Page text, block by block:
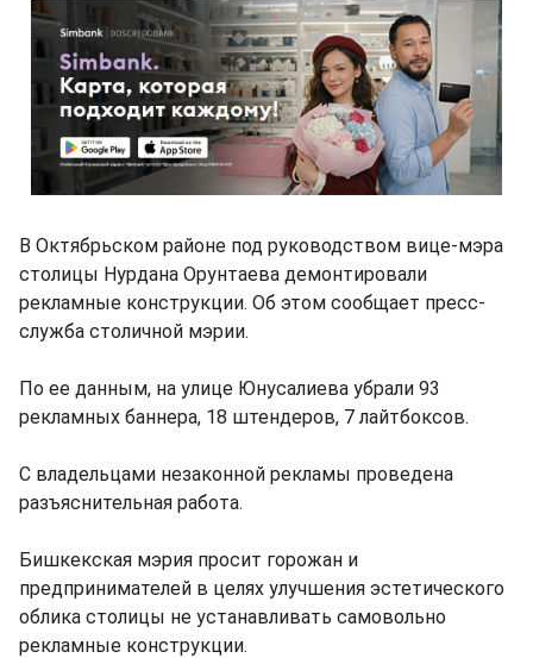
В Октябрьском районе под руководством вице-мэра
столицы Нурдана Орунтаева демонтировали
рекламные конструкции. Об этом сообщает пресс-
служба столичной мэрии.
По ее данным, на улице Юнусалиева убрали 93
рекламных баннера, 18 штендеров, 7 лайтбоксов.
С владельцами незаконной рекламы проведена
разъяснительная работа.
Бишкекская мэрия просит горожан и
предпринимателей в целях улучшения эстетического
облика столицы не устанавливать самовольно
рекламные конструкции.